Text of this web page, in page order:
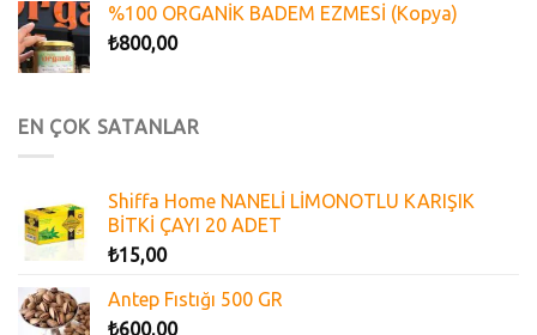
%100 ORGANİK BADEM EZMESİ (Kopya)
₺800,00
EN ÇOK SATANLAR
Shiffa Home NANELİ LİMONOTLU KARIŞIK
BİTKİ ÇAYI 20 ADET
₺15,00
Antep Fıstığı 500 GR
₺600,00